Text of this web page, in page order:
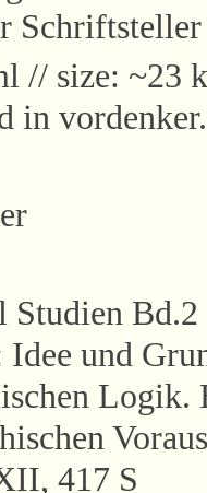
// size: ~23
in
Studien
Idee und
Logik.
417 S